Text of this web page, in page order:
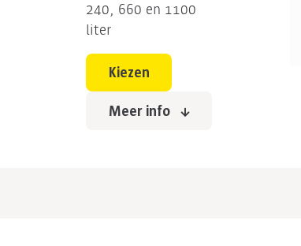
240, 660 en 1100
liter
Kiezen
Meer info